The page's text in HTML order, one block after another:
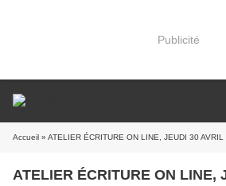
Publicité
Accueil » ATELIER ÉCRITURE ON LINE, JEUDI 30
ATELIER ÉCRITURE ON LINE,